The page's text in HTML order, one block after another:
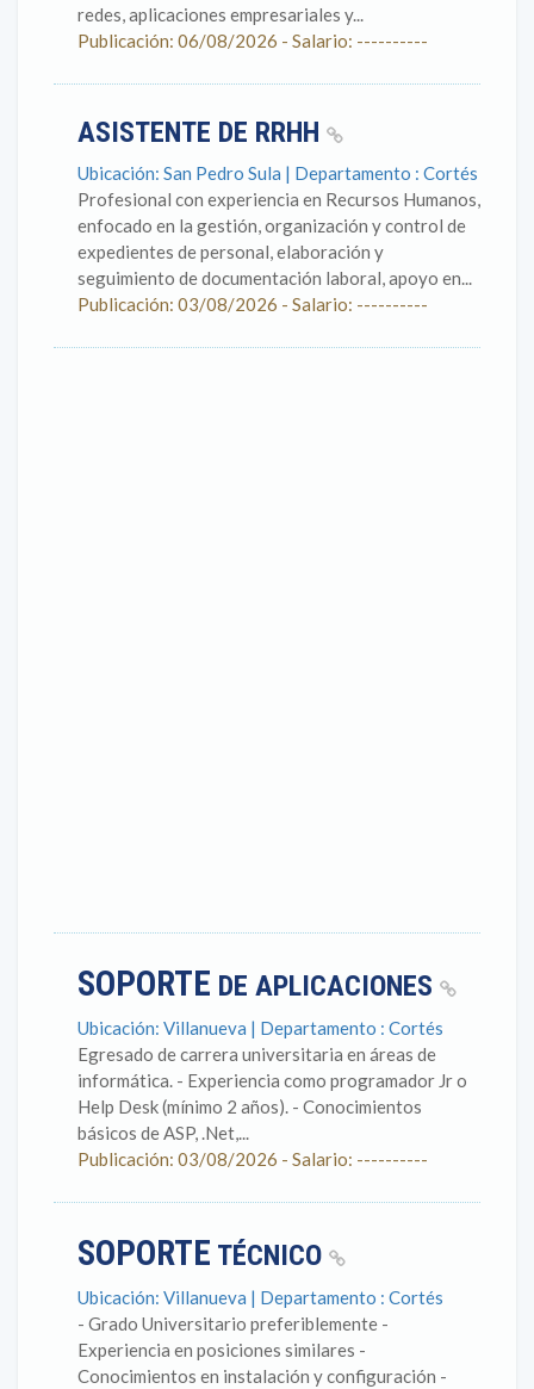
redes, aplicaciones empresariales y...
Publicación: 06/08/2026 - Salario: ----------
ASISTENTE DE RRHH
Ubicación: San Pedro Sula | Departamento : Cortés
Profesional con experiencia en Recursos Humanos,
enfocado en la gestión, organización y control de
expedientes de personal, elaboración y
seguimiento de documentación laboral, apoyo en...
Publicación: 03/08/2026 - Salario: ----------
SOPORTE DE APLICACIONES
Ubicación: Villanueva | Departamento : Cortés
Egresado de carrera universitaria en áreas de
informática. - Experiencia como programador Jr o
Help Desk (mínimo 2 años). - Conocimientos
básicos de ASP, .Net,...
Publicación: 03/08/2026 - Salario: ----------
SOPORTE TÉCNICO
Ubicación: Villanueva | Departamento : Cortés
- Grado Universitario preferiblemente -
Experiencia en posiciones similares -
Conocimientos en instalación y configuración -